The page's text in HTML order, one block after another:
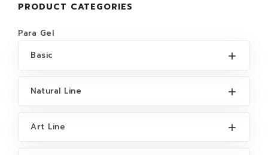
PRODUCT CATEGORIES
Para Gel
Basic
Natural Line
Art Line